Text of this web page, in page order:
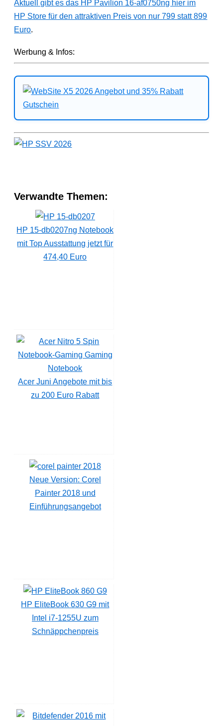
Aktuell gibt es das HP Pavilion 16-af0750ng hier im
HP Store für den attraktiven Preis von nur 799 statt 899
Euro.
Werbung & Infos:
Verwandte Themen:
HP 15-db0207ng Notebook
mit Top Ausstattung jetzt für
474,40 Euro
Acer Juni Angebote mit bis
zu 200 Euro Rabatt
Neue Version: Corel
Painter 2018 und
Einführungsangebot
HP EliteBook 630 G9 mit
Intel i7-1255U zum
Schnäppchenpreis